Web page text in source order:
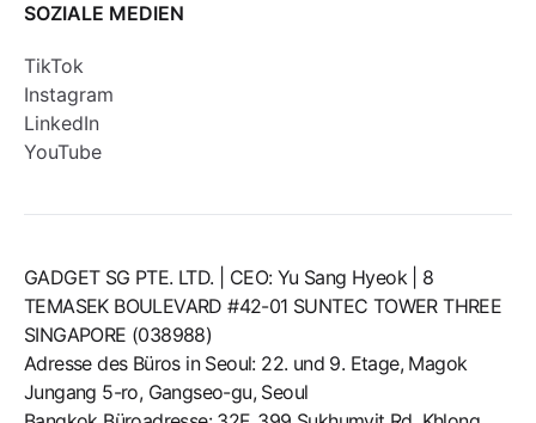
SOZIALE MEDIEN
TikTok
Instagram
LinkedIn
YouTube
GADGET SG PTE. LTD. | CEO: Yu Sang Hyeok | 8
TEMASEK BOULEVARD #42-01 SUNTEC TOWER THREE
SINGAPORE (038988)
Adresse des Büros in Seoul: 22. und 9. Etage, Magok
Jungang 5-ro, Gangseo-gu, Seoul